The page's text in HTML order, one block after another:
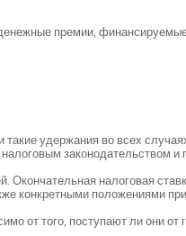
премии,
удержания во всех
налоговым
налоговая
конкретными положениями
от того, поступают ли они от